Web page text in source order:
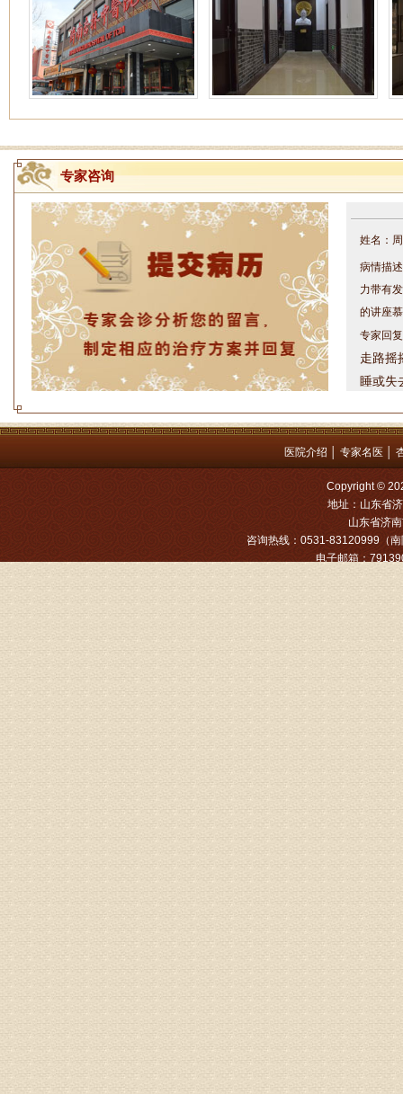
专家咨询
姓名：
病情描
力带有
的讲座
专家回
走路摇
睡或失
问题都
是：
姓名
病情描
专家回
姓名
专家回
专家回
物灌注
由于你
来院就
病情描
专家回
姓名：
病情描
专家回
液，同
医院介绍 专家名医
Copyright ©
地址：山东省
山东省济南
咨询热线：0531-83120999（
电子邮箱：